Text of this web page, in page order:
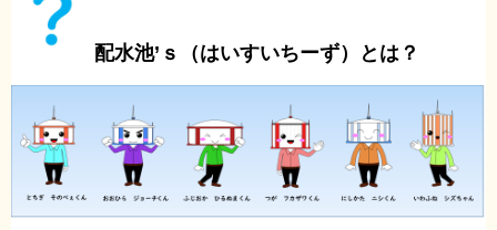
配水池’ｓ（はいすいちーず）とは？